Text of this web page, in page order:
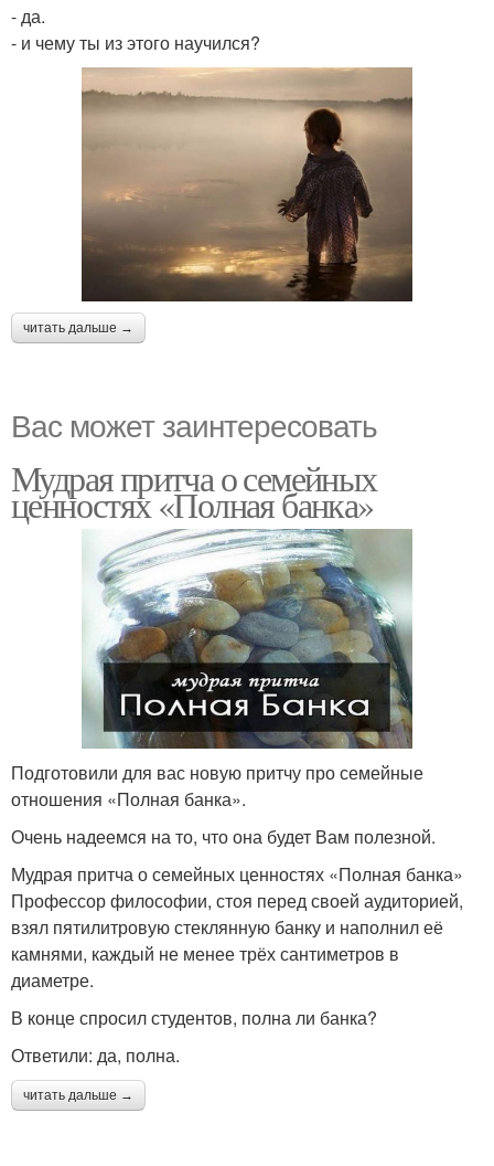
- да.
- и чему ты из этого научился?
читать дальше →
Вас может заинтересовать
Мудрая притча о семейных
ценностях «Полная банка»
Подготовили для вас новую притчу про семейные
отношения «Полная банка».
Очень надеемся на то, что она будет Вам полезной.
Мудрая притча о семейных ценностях «Полная банка»
Профессор философии, стоя перед своей аудиторией,
взял пятилитровую стеклянную банку и наполнил её
камнями, каждый не менее трёх сантиметров в
диаметре.
В конце спросил студентов, полна ли банка?
Ответили: да, полна.
читать дальше →